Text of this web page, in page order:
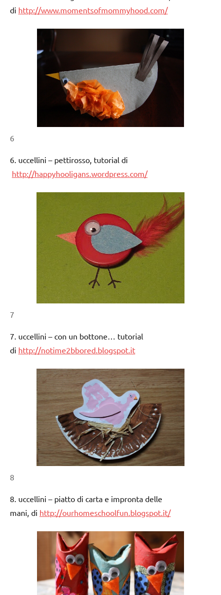
di http://www.momentsofmommyhood.com/
6
6. uccellini – pettirosso, tutorial di
http://happyhooligans.wordpress.com/
7
7. uccellini – con un bottone… tutorial
di http://notime2bbored.blogspot.it
8
8. uccellini – piatto di carta e impronta delle
mani, di http://ourhomeschoolfun.blogspot.it/